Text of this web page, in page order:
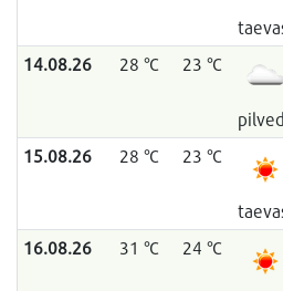
14.08.26 28 °C 23 °C
pilved
15.08.26 28 °C 23 °C
16.08.26 31 °C 24 °C